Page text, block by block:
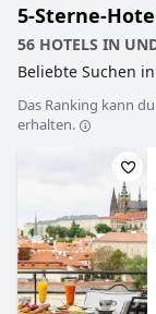
5-Sterne-
56 HOTELS IN
Beliebte Suchen
hotels,3-sterne-
stil,luxushotels
günstige hotels
Das Ranking kann
erhalten.